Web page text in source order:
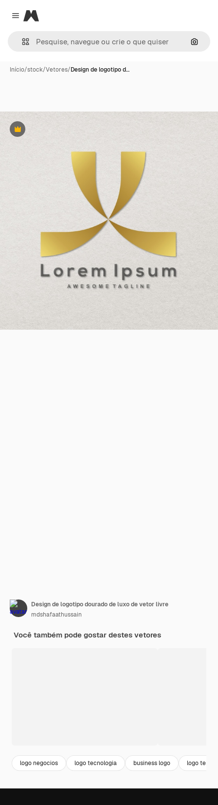
Close menu
Magnific
Início/stock/Vetores/Design de logotipo d…
Premium
Design de logotipo dourado de luxo de vetor livre
mdshafaathussain
Você também pode gostar destes vetores
logo negocios logo tecnologia business logo logo